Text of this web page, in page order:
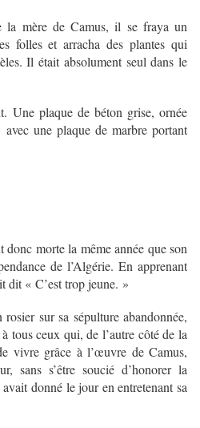
la mère de Camus, il se fraya un
folles et arracha des plantes qui
Il était absolument seul dans le
Une plaque de béton grise, ornée
une plaque de marbre portant
donc morte la même année que son
de l’Algérie. En apprenant
dit « C’est trop jeune. »
sur sa sépulture abandonnée,
tous ceux qui, de l’autre côté de la
vivre grâce à l’œuvre de Camus,
sans s’être soucié d’honorer la
donné le jour en entretenant sa